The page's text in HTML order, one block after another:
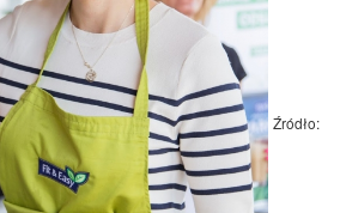
Źródło: